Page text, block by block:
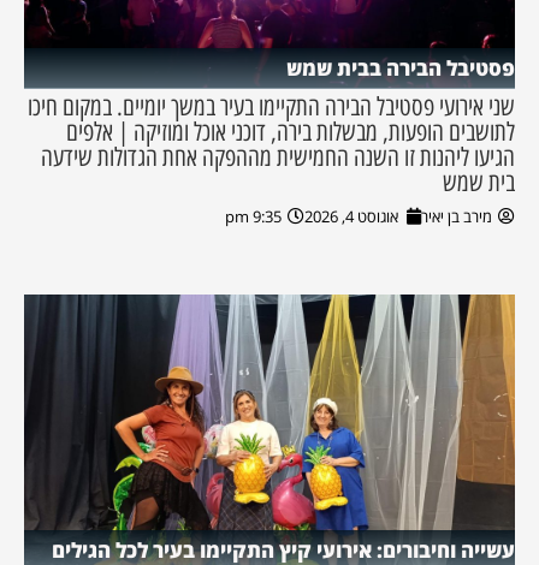
פסטיבל הבירה בבית שמש
שני אירועי פסטיבל הבירה התקיימו בעיר במשך יומיים. במקום חיכו
לתושבים הופעות, מבשלות בירה, דוכני אוכל ומוזיקה | אלפים
הגיעו ליהנות זו השנה החמישית מההפקה אחת הגדולות שידעה
בית שמש
מירב בן יאיר אוגוסט 4, 2026 9:35 pm
עשייה וחיבורים: אירועי קיץ התקיימו בעיר לכל הגילים